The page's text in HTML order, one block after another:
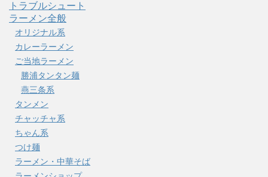
トラブルシュート
ラーメン全般
オリジナル系
カレーラーメン
ご当地ラーメン
勝浦タンタン麺
燕三条系
タンメン
チャッチャ系
ちゃん系
つけ麺
ラーメン・中華そば